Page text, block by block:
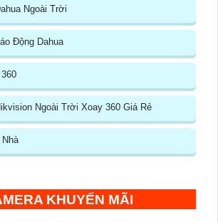
Ngoài Trời
Động Dahua
Ngoài Trời Xoay 360 Giá Rẻ
Nhà
KHUYẾN MÃI